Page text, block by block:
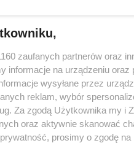
zaufanych partnerów oraz
informacje na urządzeniu
wysyłane przez
reklam, wybór
Za zgodą Użytkownika my i
oraz aktywnie skanować
prosimy o zgodę